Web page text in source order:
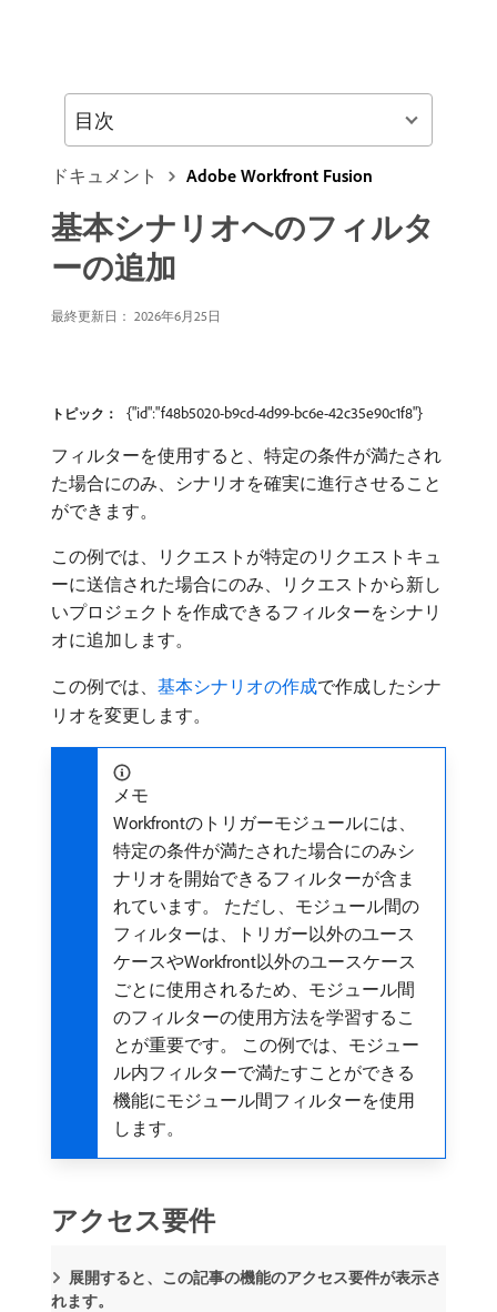
ドキュメント Adobe Workfront Fusion
基本シナリオへのフィルタ
ーの追加
最終更新日： 2026年6月25日
トピック： {"id":"f48b5020-b9cd-4d99-bc6e-42c35e90c1f8"}
フィルターを使用すると、特定の条件が満たされ
た場合にのみ、シナリオを確実に進行させること
ができます。
この例では、リクエストが特定のリクエストキュ
ーに送信された場合にのみ、リクエストから新し
いプロジェクトを作成できるフィルターをシナリ
オに追加します。
この例では、 基本シナリオの作成で作成したシナ
リオを変更します。
メモ
Workfrontのトリガーモジュールには、
特定の条件が満たされた場合にのみシ
ナリオを開始できるフィルターが含ま
れています。 ただし、モジュール間の
フィルターは、トリガー以外のユース
ケースやWorkfront以外のユースケース
ごとに使用されるため、モジュール間
のフィルターの使用方法を学習するこ
とが重要です。 この例では、モジュー
ル内フィルターで満たすことができる
機能にモジュール間フィルターを使用
します。
アクセス要件
展開すると、この記事の機能のアクセス要件が表示さ
れます。
目次